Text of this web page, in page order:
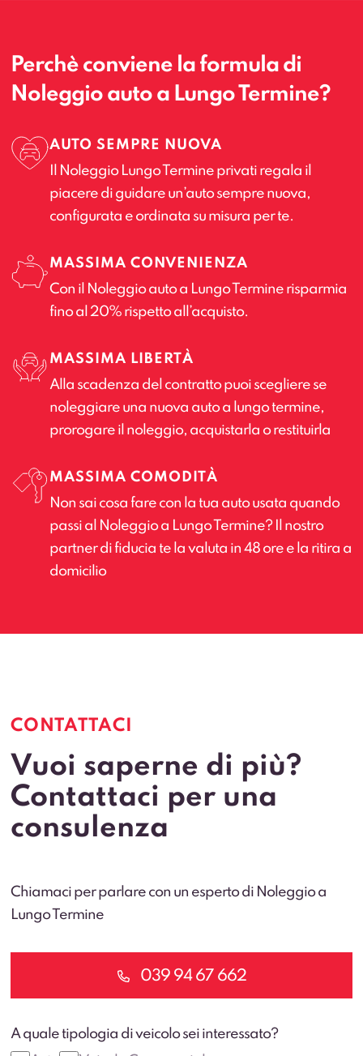
Perchè conviene la formula di
Noleggio auto a Lungo Termine?
AUTO SEMPRE NUOVA
Il Noleggio Lungo Termine privati regala il
piacere di guidare un’auto sempre nuova,
configurata e ordinata su misura per te.
MASSIMA CONVENIENZA
Con il Noleggio auto a Lungo Termine risparmia
fino al 20% rispetto all’acquisto.
MASSIMA LIBERTÀ
Alla scadenza del contratto puoi scegliere se
noleggiare una nuova auto a lungo termine,
prorogare il noleggio, acquistarla o restituirla
MASSIMA COMODITÀ
Non sai cosa fare con la tua auto usata quando
passi al Noleggio a Lungo Termine? Il nostro
partner di fiducia te la valuta in 48 ore e la ritira a
domicilio
CONTATTACI
Vuoi saperne di più?
Contattaci per una
consulenza
Chiamaci per parlare con un esperto di Noleggio a
Lungo Termine
039 94 67 662
A quale tipologia di veicolo sei interessato?